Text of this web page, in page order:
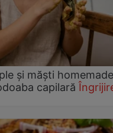
și măști homemade
capilară